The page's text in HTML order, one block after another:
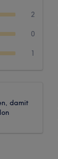
2
0
1
damit